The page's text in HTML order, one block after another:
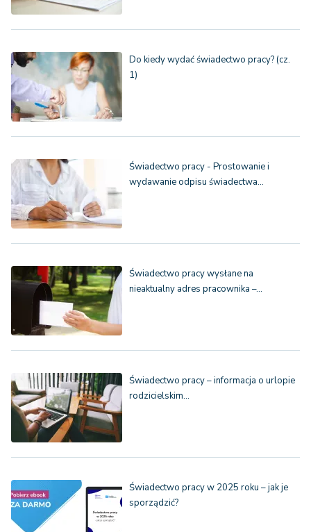
Do kiedy wydać świadectwo pracy? (cz.
1)
Świadectwo pracy - Prostowanie i
wydawanie odpisu świadectwa…
Świadectwo pracy wysłane na
nieaktualny adres pracownika –…
Świadectwo pracy – informacja o urlopie
rodzicielskim…
Świadectwo pracy w 2025 roku – jak je
sporządzić?